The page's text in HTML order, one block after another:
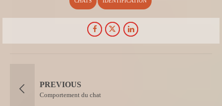
PREVIOUS
Comportement du chat